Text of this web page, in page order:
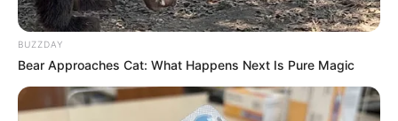
BUZZDAY
Bear Approaches Cat: What Happens Next Is Pure Magic